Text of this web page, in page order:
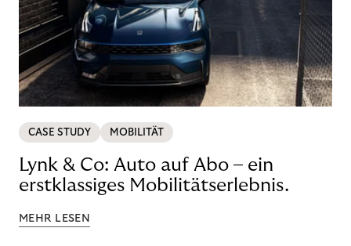
CASE STUDY MOBILITÄT
Lynk & Co: Auto auf Abo – ein
erstklassiges Mobilitätserlebnis.
MEHR LESEN